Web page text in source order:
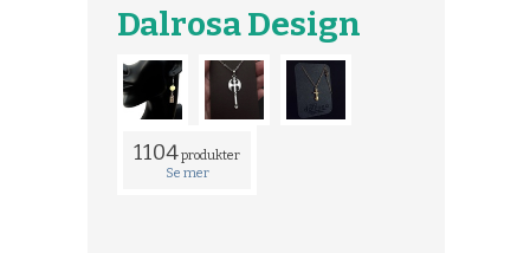
Dalrosa Design
1104produkter
Se mer